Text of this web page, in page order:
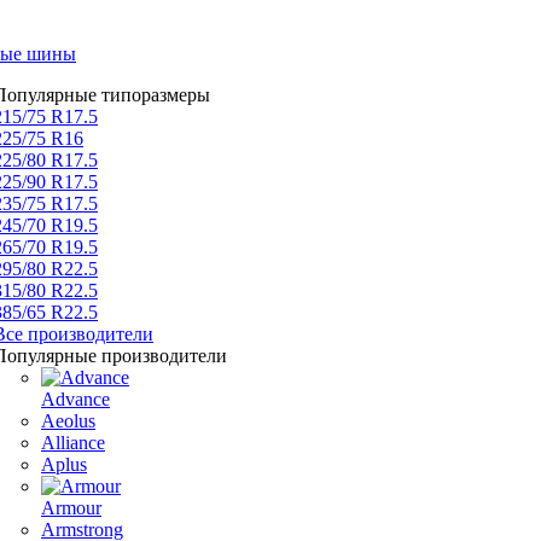
шины
типоразмеры
75 R17.5
75 R16
80 R17.5
90 R17.5
75 R17.5
70 R19.5
70 R19.5
80 R22.5
80 R22.5
65 R22.5
производители
производители
Advance
Aeolus
Alliance
Aplus
Armour
Armstrong